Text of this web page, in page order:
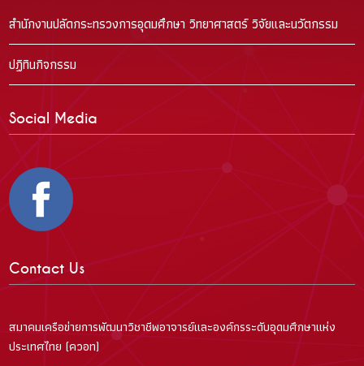
สำนักงานปลัดกระทรวงการอุดมศึกษา วิทยาศาสตร์ วิจัยและนวัตกรรม
ปฏิทินกิจกรรม
Social Media
Contact Us
สมาคมเครือข่ายการพัฒนาวิชาชีพอาจารย์และองค์กรระดับอุดมศึกษาแห่ง
ประเทศไทย (ควอท)